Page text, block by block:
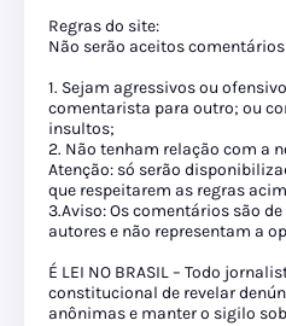
Regras do site:
Não serão aceitos
1. Sejam agressivos ou
comentarista para outro; ou
insultos;
2. Não tenham relação com a
Atenção: só serão
que respeitarem as regras
3.Aviso: Os comentários são
autores e não representam a
É LEI NO BRASIL – Todo
constitucional de revelar
anônimas e manter o sigilo